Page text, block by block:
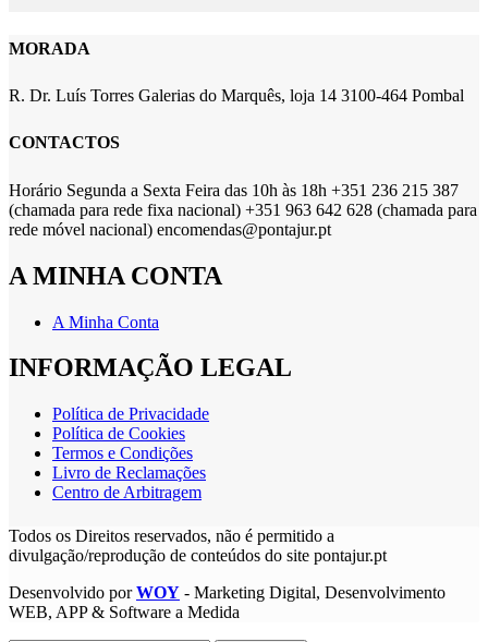
MORADA
R. Dr. Luís Torres Galerias do Marquês, loja 14 3100-464 Pombal
CONTACTOS
Horário Segunda a Sexta Feira das 10h às 18h +351 236 215 387
(chamada para rede fixa nacional) +351 963 642 628 (chamada para
rede móvel nacional) encomendas@pontajur.pt
A MINHA CONTA
A Minha Conta
INFORMAÇÃO LEGAL
Política de Privacidade
Política de Cookies
Termos e Condições
Livro de Reclamações
Centro de Arbitragem
Todos os Direitos reservados, não é permitido a
divulgação/reprodução de conteúdos do site pontajur.pt
Desenvolvido porWOY - Marketing Digital, Desenvolvimento
WEB, APP & Software a Medida